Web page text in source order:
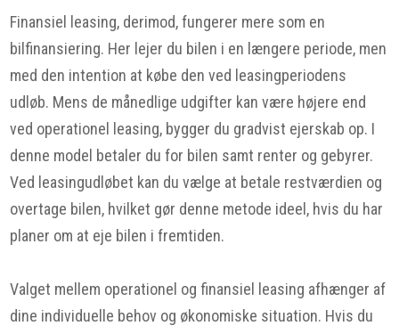
Finansiel leasing, derimod, fungerer mere som en
bilfinansiering. Her lejer du bilen i en længere periode, men
med den intention at købe den ved leasingperiodens
udløb. Mens de månedlige udgifter kan være højere end
ved operationel leasing, bygger du gradvist ejerskab op. I
denne model betaler du for bilen samt renter og gebyrer.
Ved leasingudløbet kan du vælge at betale restværdien og
overtage bilen, hvilket gør denne metode ideel, hvis du har
planer om at eje bilen i fremtiden.
Valget mellem operationel og finansiel leasing afhænger af
dine individuelle behov og økonomiske situation. Hvis du